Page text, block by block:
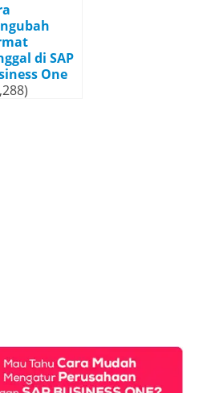
di SAP
One